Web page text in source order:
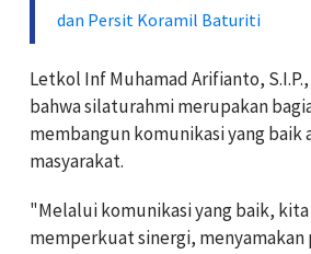
dan Persit Koramil Baturiti
Letkol Inf Muhamad Arifianto,
bahwa silaturahmi merupakan
membangun komunikasi yang baik
masyarakat.
"Melalui komunikasi yang baik,
memperkuat sinergi, menyamakan